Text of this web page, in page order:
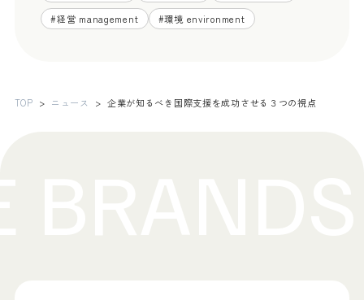
#経営 management #環境 environment
TOP ニュース 企業が知るべき国際支援を成功させる３つの視点